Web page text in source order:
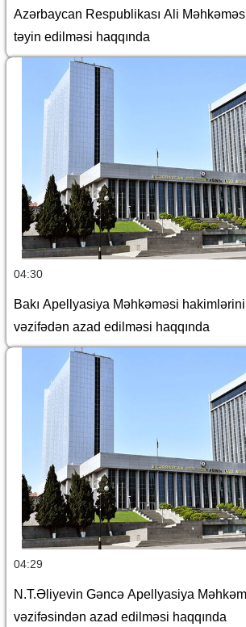
Azərbaycan Respublikası Ali
təyin edilməsi haqqında
04:30
Bakı Apellyasiya Məhkəməsi
vəzifədən azad edilməsi haqqında
04:29
N.T.Əliyevin Gəncə Apellyasiya
vəzifəsindən azad edilməsi haqqında